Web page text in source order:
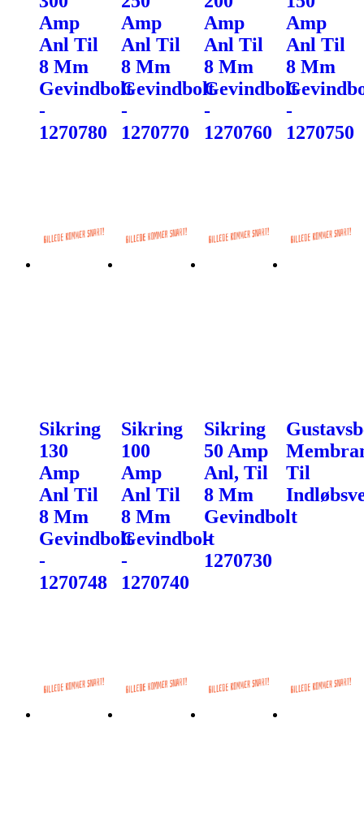
Amp
Anl Til
8 Mm
Gevindbolt
-
1270780
Amp
Anl Til
8 Mm
Gevindbolt
-
1270770
Amp
Anl Til
8 Mm
Gevindbolt
-
1270760
Amp
Anl Til
8 Mm
-
1270750
Sikring
130
Amp
Anl Til
8 Mm
Gevindbolt
-
1270748
Sikring
100
Amp
Anl Til
8 Mm
Gevindbolt
-
1270740
Sikring
50 Amp
Anl, Til
8 Mm
Gevindbolt
-
1270730
Til